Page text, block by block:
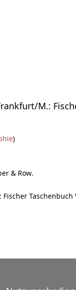
M.:
)
& Row.
Taschenbuch